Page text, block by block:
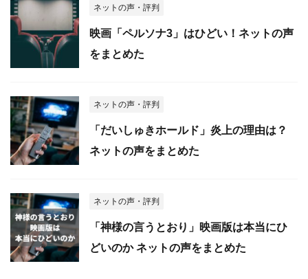
ネットの声・評判
映画「ペルソナ3」はひどい！ネットの声
をまとめた
ネットの声・評判
「だいしゅきホールド」炎上の理由は？
ネットの声をまとめた
ネットの声・評判
「神様の言うとおり」映画版は本当にひ
どいのか ネットの声をまとめた